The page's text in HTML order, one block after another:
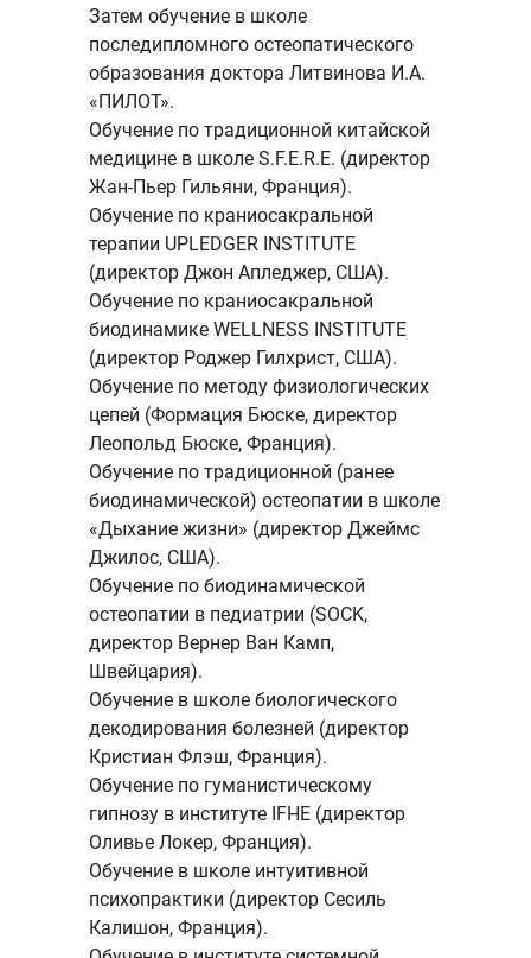
Затем обучение в школе
последипломного остеопатического
образования доктора Литвинова И.А.
«ПИЛОТ».
Обучение по традиционной китайской
медицине в школе S.F.E.R.E. (директор
Жан-Пьер Гильяни, Франция).
Обучение по краниосакральной
терапии UPLEDGER INSTITUTE
(директор Джон Апледжер, США).
Обучение по краниосакральной
биодинамике WELLNESS INSTITUTE
(директор Роджер Гилхрист, США).
Обучение по методу физиологических
цепей (Формация Бюске, директор
Леопольд Бюске, Франция).
Обучение по традиционной (ранее
биодинамической) остеопатии в школе
«Дыхание жизни» (директор Джеймс
Джилос, США).
Обучение по биодинамической
остеопатии в педиатрии (SOCK,
директор Вернер Ван Камп,
Швейцария).
Обучение в школе биологического
декодирования болезней (директор
Кристиан Флэш, Франция).
Обучение по гуманистическому
гипнозу в институте IFHE (директор
Оливье Локер, Франция).
Обучение в школе интуитивной
психопрактики (директор Сесиль
Калишон, Франция).